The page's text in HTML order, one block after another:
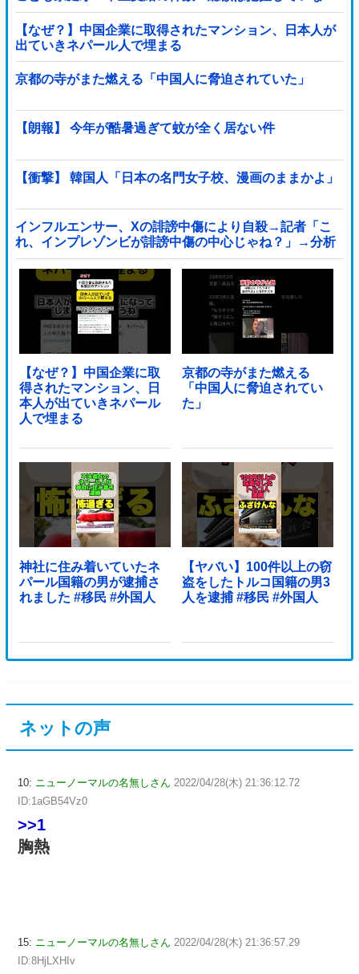
い」
【なぜ？】中国企業に取得されたマンション、日本人が
出ていきネパール人で埋まる
京都の寺がまた燃える「中国人に脅迫されていた」
【朗報】 今年が酷暑過ぎて蚊が全く居ない件
【衝撃】 韓国人「日本の名門女子校、漫画のままかよ」
インフルエンサー、Xの誹謗中傷により自殺→記者「こ
れ、インプレゾンビが誹謗中傷の中心じゃね？」→分析
していくとヤバイ真実が浮かび上がる他
【なぜ？】中国企業に取
得されたマンション、日
本人が出ていきネパール
人で埋まる
京都の寺がまた燃える
「中国人に脅迫されてい
た」
神社に住み着いていたネ
パール国籍の男が逮捕さ
れました #移民 #外国人
【ヤバい】100件以上の窃
盗をしたトルコ国籍の男3
人を逮捕 #移民 #外国人
ネットの声
10: ニューノーマルの名無しさん 2022/04/28(木) 21:36:12.72
ID:1aGB54Vz0
>>1
胸熱
15: ニューノーマルの名無しさん 2022/04/28(木) 21:36:57.29
ID:8HjLXHIv